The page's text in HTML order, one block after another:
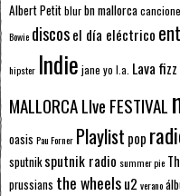
Albert Petitblurbn mallorca
Bowie discosel día eléctrico
hipster Indie jane yo l.a. Lava fizz
MALLORCA LIve FESTIVAL
oasis Pau Forner Playlist pop
sputnik sputnik radio summer pie
prussians the wheelsu2 verano